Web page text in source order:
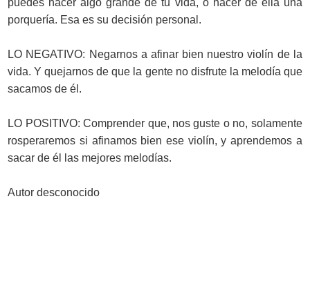
puedes hacer algo grande de tu vida, o hacer de ella una
porquería. Esa es su decisión personal.
LO NEGATIVO: Negarnos a afinar bien nuestro violín de la
vida. Y quejarnos de que la gente no disfrute la melodía que
sacamos de él.
LO POSITIVO: Comprender que, nos guste o no, solamente
rosperaremos si afinamos bien ese violín, y aprendemos a
sacar de él las mejores melodías.
Autor desconocido